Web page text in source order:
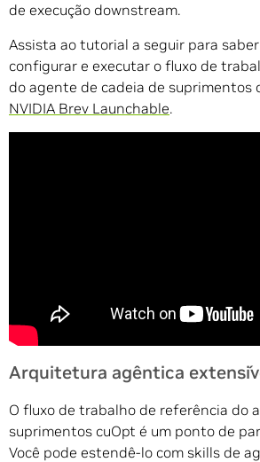
de execução downstream.
Assista ao tutorial a seguir para
configurar e executar o fluxo de
do agente de cadeia de suprimentos
NVIDIA Brev Launchable.
Arquitetura agêntica
O fluxo de trabalho de referência do
suprimentos cuOpt é um ponto de
Você pode estendê-lo com skills de